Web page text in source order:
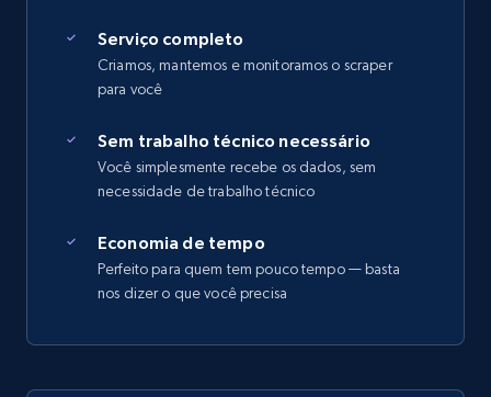
Serviço completo
Criamos, mantemos e monitoramos o scraper
para você
Sem trabalho técnico necessário
Você simplesmente recebe os dados, sem
necessidade de trabalho técnico
Economia de tempo
Perfeito para quem tem pouco tempo — basta
nos dizer o que você precisa